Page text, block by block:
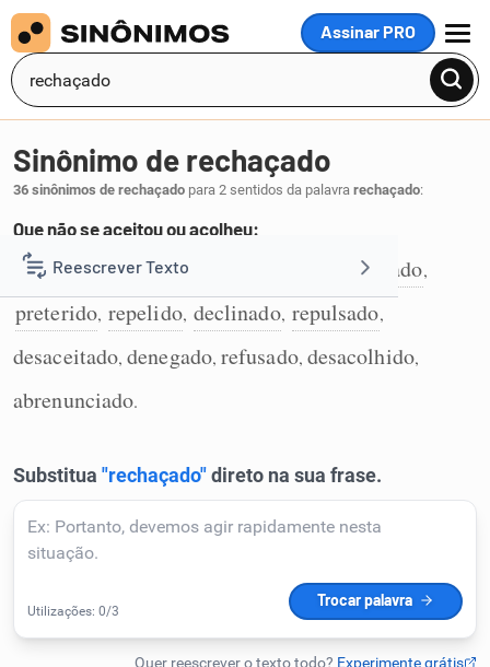
Assinar PRO
MENU
Reescrever Texto
Resumir Texto
Corrigir Texto
Humanizador de IA
Cata-letras
Sinônimo de rechaçado
36 sinônimos de rechaçado para 2 sentidos da palavra rechaçado:
Que não se aceitou ou acolheu:
1 rejeitado,abandonado enjeitado,
preterido, repelido, declinado, repulsado,
desaceitado,denegado, refusado, desacolhido,
abrenunciado.